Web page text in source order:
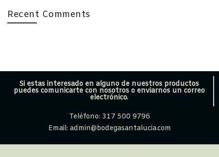
Recent Comments
Si estas interesado en alguno de nuestros productos
puedes comunicarte con nosotros o enviarnos un correo
electrónico.
Teléfono: 317 500 9796
Email: admin@bodegasantalucia.com